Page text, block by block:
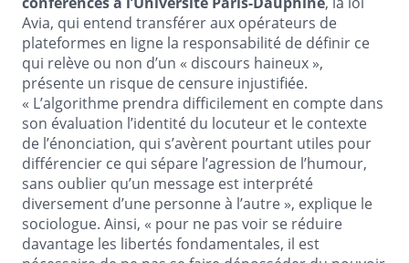
Avia, qui entend transférer aux opérateurs de
plateformes en ligne la responsabilité de définir ce
qui relève ou non d’un « discours haineux »,
présente un risque de censure injustifiée.
« L’algorithme prendra difficilement en compte dans
son évaluation l’identité du locuteur et le contexte
de l’énonciation, qui s’avèrent pourtant utiles pour
différencier ce qui sépare l’agression de l’humour,
sans oublier qu’un message est interprété
diversement d’une personne à l’autre », explique le
sociologue. Ainsi, « pour ne pas voir se réduire
davantage les libertés fondamentales, il est